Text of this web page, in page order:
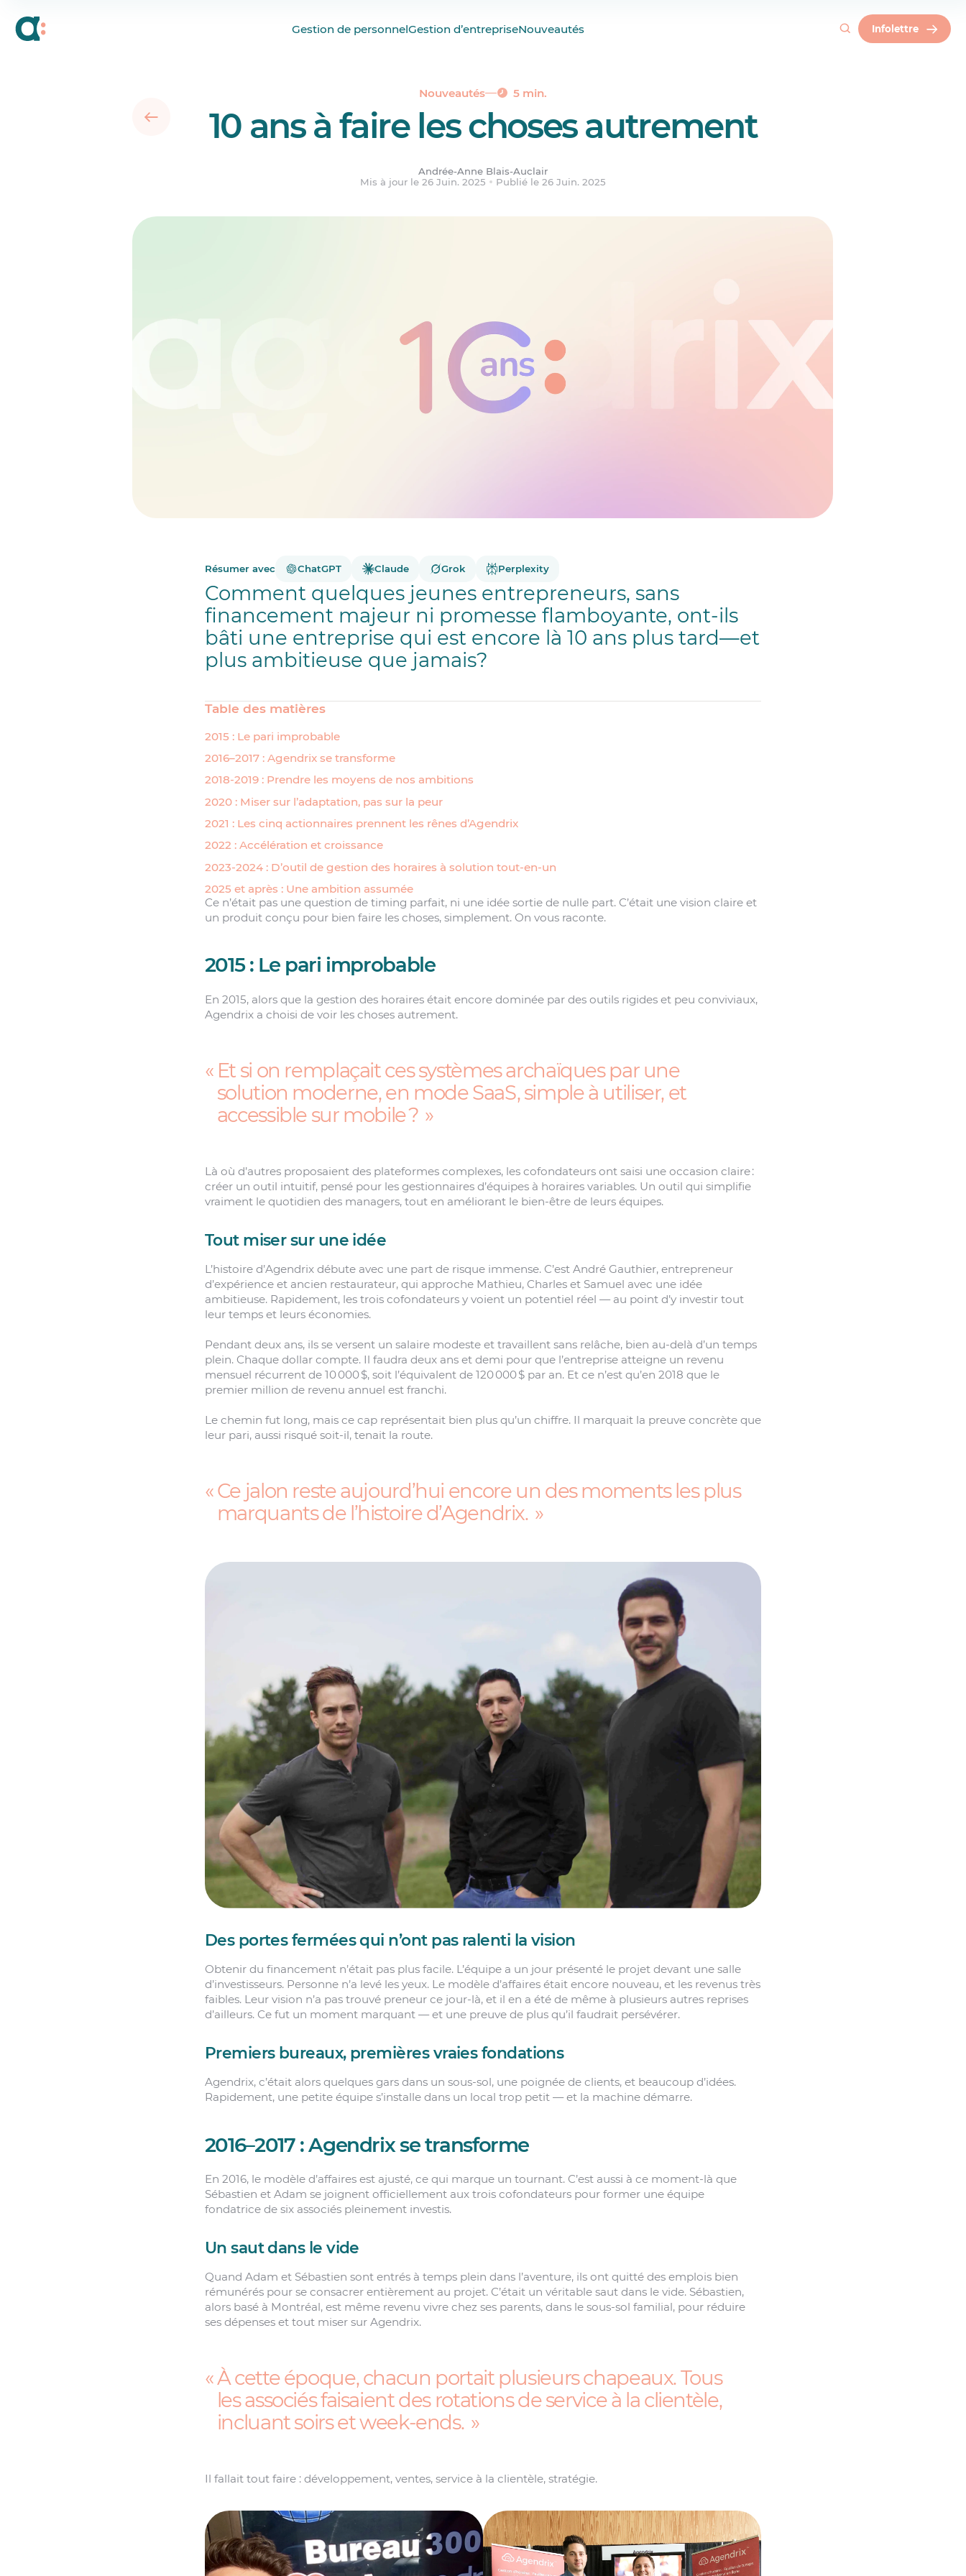
Gestion de personnelGestion d’entrepriseNouveautés Infolettre
Nouveautés 5 min.
10 ans à faire les choses autrement
Andrée-Anne Blais-Auclair
Mis à jour le 26 Juin. 2025
Publié le 26 Juin. 2025
Résumer avec ChatGPT Claude Grok Perplexity
Comment quelques jeunes entrepreneurs, sans
financement majeur ni promesse flamboyante, ont-ils
bâti une entreprise qui est encore là 10 ans plus tard—et
plus ambitieuse que jamais?
Table des matières
2015 : Le pari improbable
2016–2017 : Agendrix se transforme
2018-2019 : Prendre les moyens de nos ambitions
2020 : Miser sur l’adaptation, pas sur la peur
2021 : Les cinq actionnaires prennent les rênes d’Agendrix
2022 : Accélération et croissance
2023-2024 : D’outil de gestion des horaires à solution tout-en-un
2025 et après : Une ambition assumée
Ce n’était pas une question de timing parfait, ni une idée sortie de nulle part. C’était une vision claire et
un produit conçu pour bien faire les choses, simplement. On vous raconte.
2015 : Le pari improbable
En 2015, alors que la gestion des horaires était encore dominée par des outils rigides et peu conviviaux,
Agendrix a choisi de voir les choses autrement.
Et si on remplaçait ces systèmes archaïques par une
solution moderne, en mode SaaS, simple à utiliser, et
accessible sur mobile ?
Là où d’autres proposaient des plateformes complexes, les cofondateurs ont saisi une occasion claire :
créer un outil intuitif, pensé pour les gestionnaires d’équipes à horaires variables. Un outil qui simplifie
vraiment le quotidien des managers, tout en améliorant le bien-être de leurs équipes.
Tout miser sur une idée
L’histoire d’Agendrix débute avec une part de risque immense. C’est André Gauthier, entrepreneur
d’expérience et ancien restaurateur, qui approche Mathieu, Charles et Samuel avec une idée
ambitieuse. Rapidement, les trois cofondateurs y voient un potentiel réel — au point d’y investir tout
leur temps et leurs économies.
Pendant deux ans, ils se versent un salaire modeste et travaillent sans relâche, bien au-delà d’un temps
plein. Chaque dollar compte. Il faudra deux ans et demi pour que l’entreprise atteigne un revenu
mensuel récurrent de 10 000 $, soit l’équivalent de 120 000 $ par an. Et ce n’est qu’en 2018 que le
premier million de revenu annuel est franchi.
Le chemin fut long, mais ce cap représentait bien plus qu’un chiffre. Il marquait la preuve concrète que
leur pari, aussi risqué soit-il, tenait la route.
Ce jalon reste aujourd’hui encore un des moments les plus
marquants de l’histoire d’Agendrix.
Des portes fermées qui n’ont pas ralenti la vision
Obtenir du financement n’était pas plus facile. L’équipe a un jour présenté le projet devant une salle
d’investisseurs. Personne n’a levé les yeux. Le modèle d’affaires était encore nouveau, et les revenus très
faibles. Leur vision n’a pas trouvé preneur ce jour-là, et il en a été de même à plusieurs autres reprises
d’ailleurs. Ce fut un moment marquant — et une preuve de plus qu’il faudrait persévérer.
Premiers bureaux, premières vraies fondations
Agendrix, c’était alors quelques gars dans un sous-sol, une poignée de clients, et beaucoup d’idées.
Rapidement, une petite équipe s’installe dans un local trop petit — et la machine démarre.
2016–2017 : Agendrix se transforme
En 2016, le modèle d’affaires est ajusté, ce qui marque un tournant. C’est aussi à ce moment-là que
Sébastien et Adam se joignent officiellement aux trois cofondateurs pour former une équipe
fondatrice de six associés pleinement investis.
Un saut dans le vide
Quand Adam et Sébastien sont entrés à temps plein dans l’aventure, ils ont quitté des emplois bien
rémunérés pour se consacrer entièrement au projet. C’était un véritable saut dans le vide. Sébastien,
alors basé à Montréal, est même revenu vivre chez ses parents, dans le sous-sol familial, pour réduire
ses dépenses et tout miser sur Agendrix.
À cette époque, chacun portait plusieurs chapeaux. Tous
les associés faisaient des rotations de service à la clientèle,
incluant soirs et week-ends.
Il fallait tout faire : développement, ventes, service à la clientèle, stratégie.
2016–2017 : Agendrix se transforme
2020 : Miser sur l’adaptation, pas sur la peur
2021 : Les cinq actionnaires prennent les rênes d’Agendrix
2022 : Accélération et croissance
2023-2024 : D’outil de gestion des horaires à solution tout-en-un